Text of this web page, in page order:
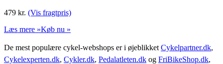
479 kr. (Vis fragtpris)
Læs mere »Køb nu »
De mest populære cykel-webshops er i øjeblikket Cykelpartner.dk,
Cykelexperten.dk, Cykler.dk, Pedalatleten.dk og FriBikeShop.dk,